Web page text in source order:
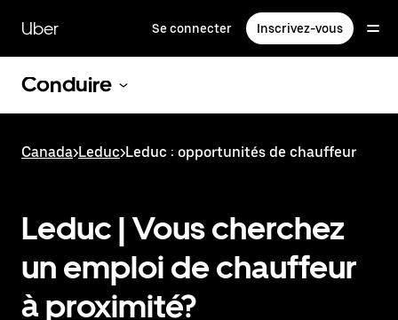
contenu
principal
Uber Se connecter Inscrivez-vous
Conduire
Canada>Leduc>Leduc : opportunités de chauffeur
Leduc | Vous cherchez
un emploi de chauffeur
à proximité?